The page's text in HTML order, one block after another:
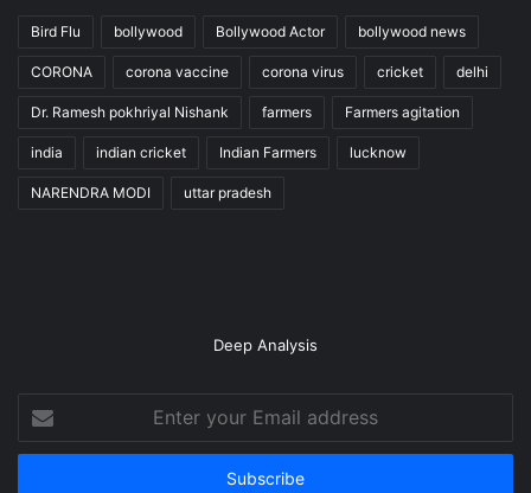
Bird Flu bollywood Bollywood Actor bollywood news
CORONA corona vaccine corona virus cricket delhi
Dr. Ramesh pokhriyal Nishank farmers Farmers agitation
india indian cricket Indian Farmers lucknow
NARENDRA MODI uttar pradesh
Deep Analysis
your
Email